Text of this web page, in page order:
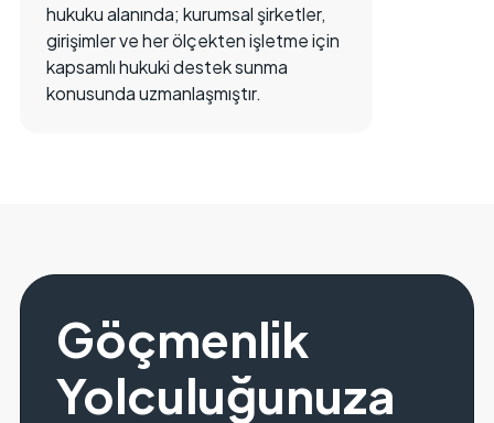
hukuku alanında; kurumsal şirketler,
girişimler ve her ölçekten işletme için
kapsamlı hukuki destek sunma
konusunda uzmanlaşmıştır.
Göçmenlik
Yolculuğunuza